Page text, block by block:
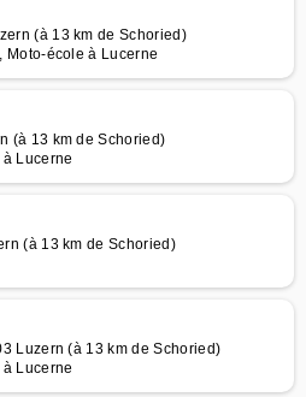
(à 13 km de Schoried)
Moto-école à Lucerne
(à 13 km de Schoried)
Lucerne
(à 13 km de Schoried)
Luzern (à 13 km de Schoried)
Lucerne